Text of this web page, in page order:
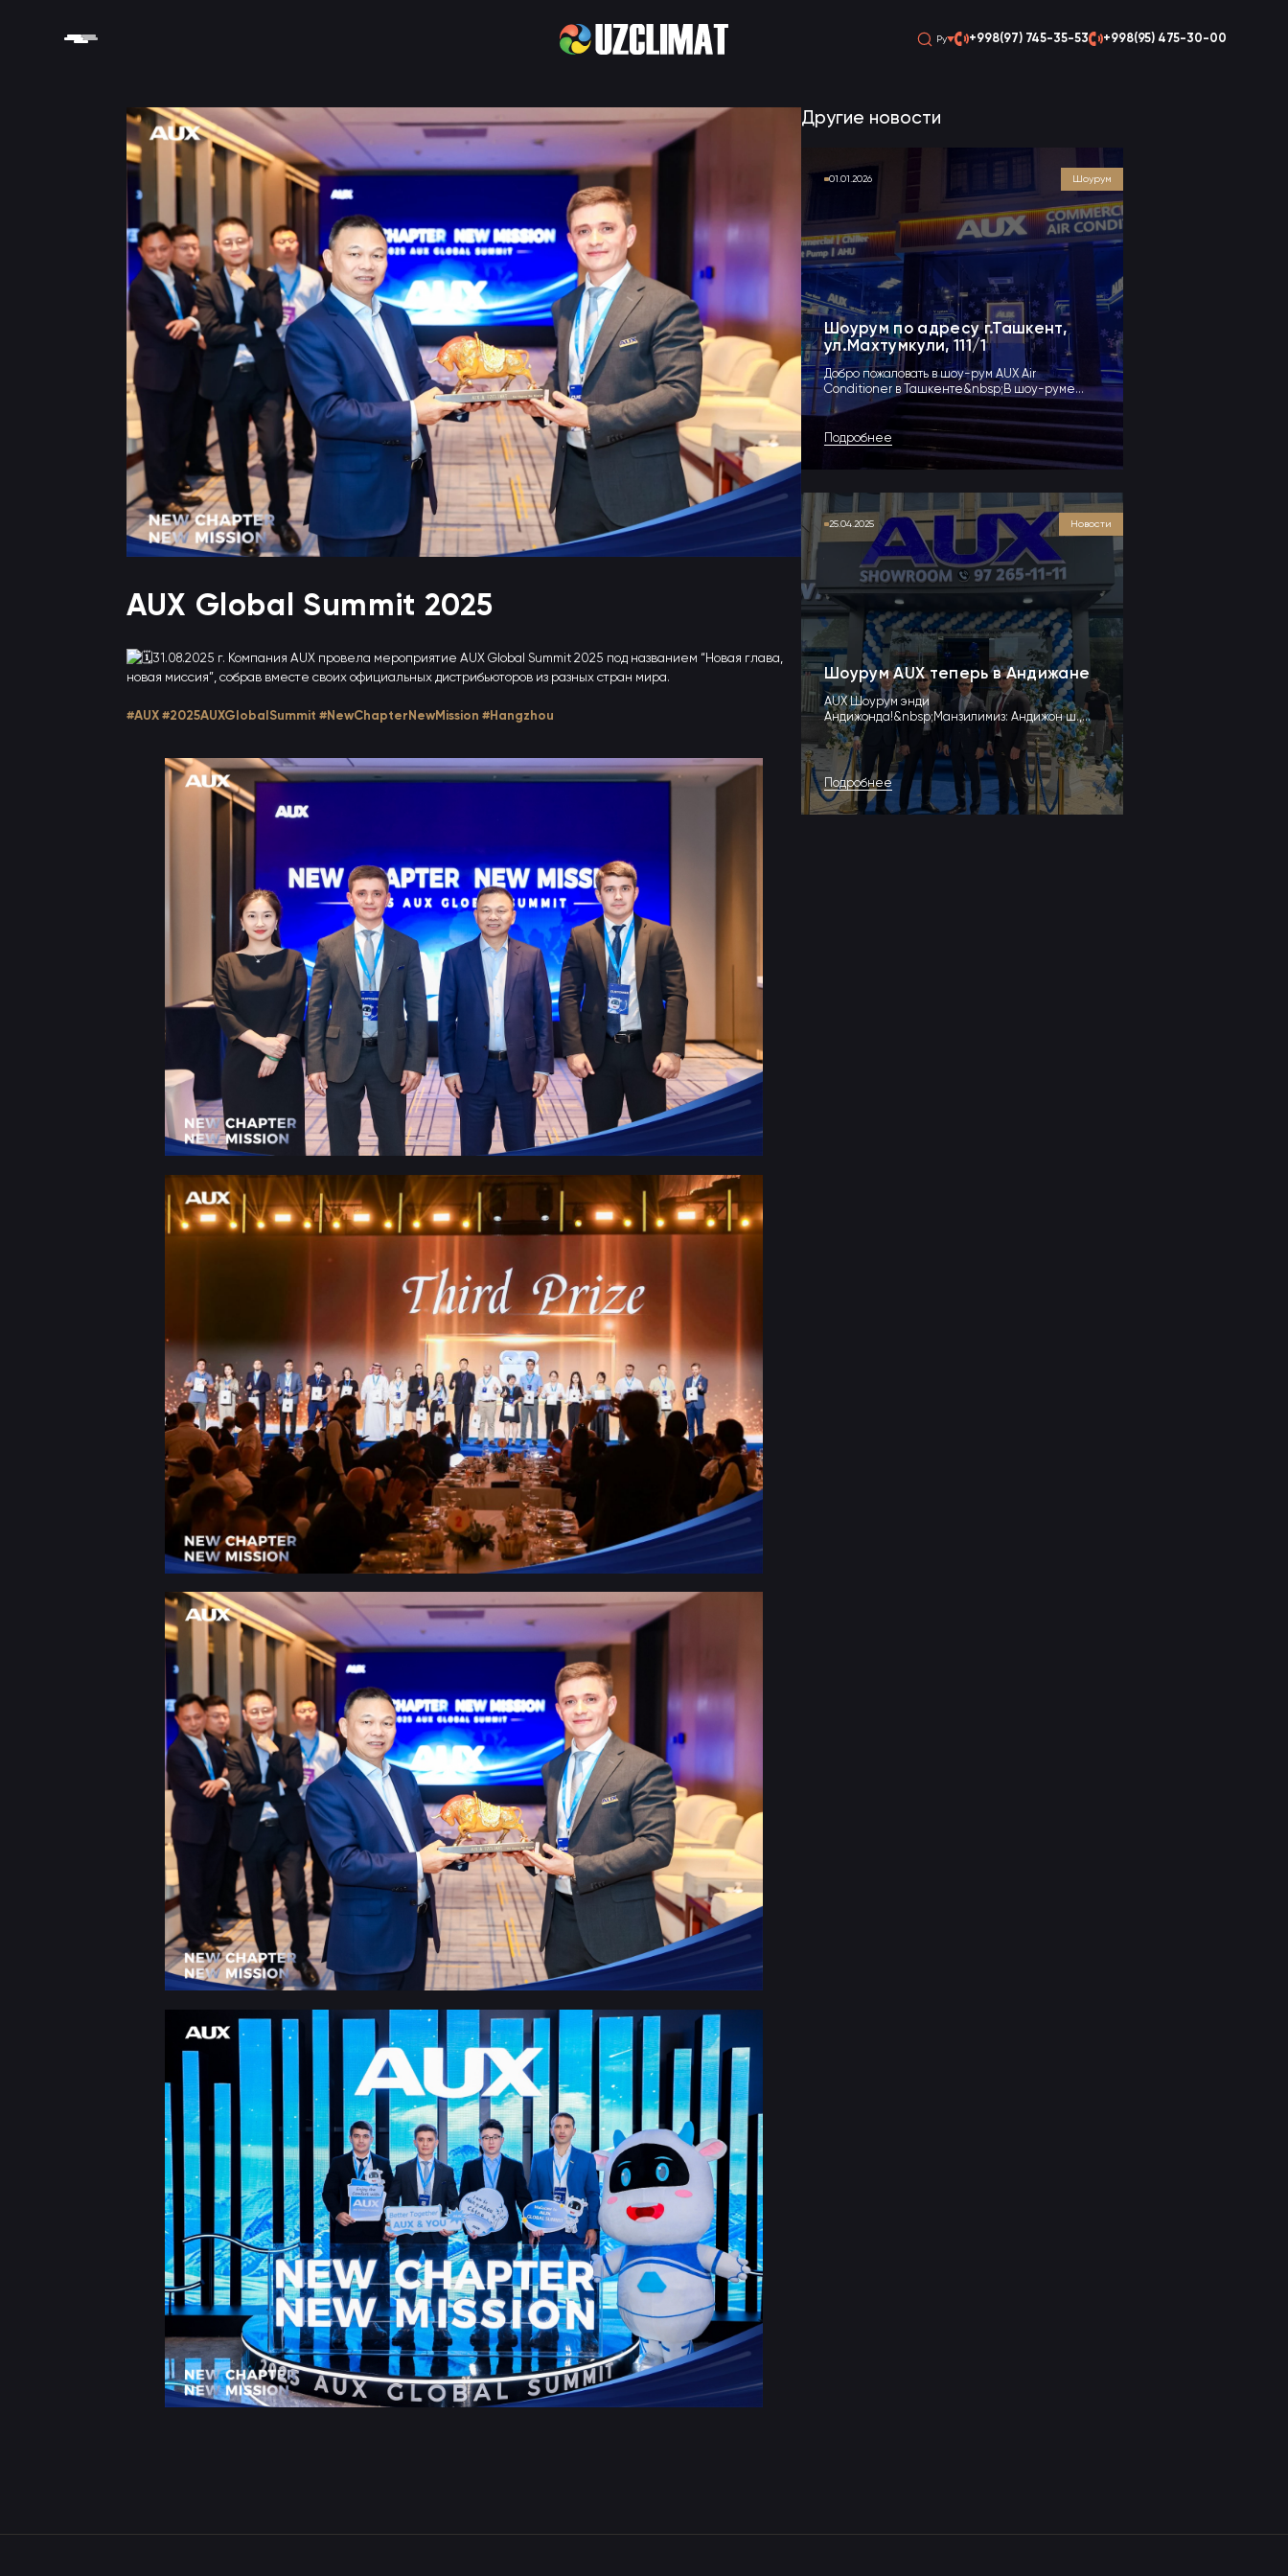
Ру +998(97) 745-35-53 +998(95) 475-30-00
AUX Global Summit 2025
31.08.2025 г. Компания AUX провела мероприятие AUX Global Summit 2025 под названием “Новая глава,
новая миссия”, собрав вместе своих официальных дистрибьюторов из разных стран мира.
#AUX #2025AUXGlobalSummit #NewChapterNewMission #Hangzhou
Другие новости
01.01.2026 Шоурум
Шоурум по адресу г.Ташкент,
ул.Махтумкули, 111/1
Добро пожаловать в шоу-рум AUX Air
Conditioner в Ташкенте&nbsp;В шоу-руме
выставлен весь модельный р...
Подробнее
25.04.2025 Новости
Шоурум AUX теперь в Андижане
AUX Шоурум энди
Андижонда!&nbsp;Манзилимиз: Андижон ш.,
Чулпон, 183&nbsp;972651111&nbsp;***&nbsp; У...
Подробнее